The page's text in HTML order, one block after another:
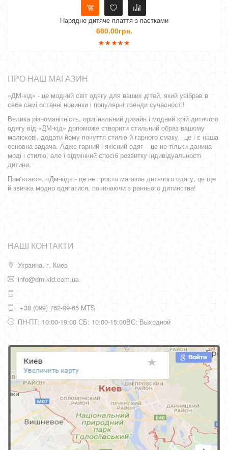
Нарядне дитяче плаття з паєтками
680.00грн.
ПРО НАШ МАГАЗИН
«ДМ-кід» - це модний світ одягу для ваших дітей, який увібрав в
себе самі останні новинки і популярні тренди сучасності!
Велика різноманітність, оригінальний дизайн і модний крій дитячого
одягу від «ДМ-кід» допоможе створити стильний образ вашому
малюкові, додати йому почуття стилю й гарного смаку - це і є наша
основна задача. Адже гарний і якісний одяг – це не тільки данина
моді і стилю, але і відмінний спосіб розвитку індивідуальності
дитини.
Пам'ятаєте, «Дм-кід» - це не просто магазин дитячого одягу, це ще
й звичка модно одягатися, починаючи з раннього дитинства!
НАШІ КОНТАКТИ
Украина, г. Киев
info@dm-kid.com.ua
+38 (099) 762-99-65 MTS
ПН-ПТ: 10:00-19:00 СБ: 10:00-15:00ВС: Выходной